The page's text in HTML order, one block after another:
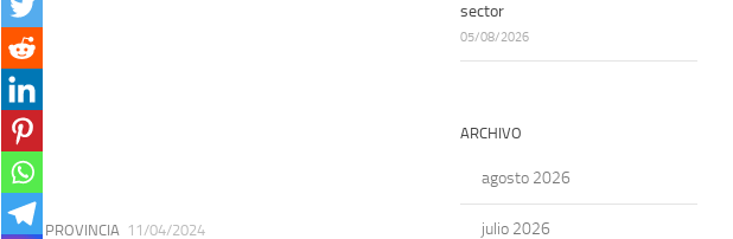
PAÍS PROVINCIA 11/04/2024
sector
05/08/2026
ARCHIVO
agosto 2026
julio 2026